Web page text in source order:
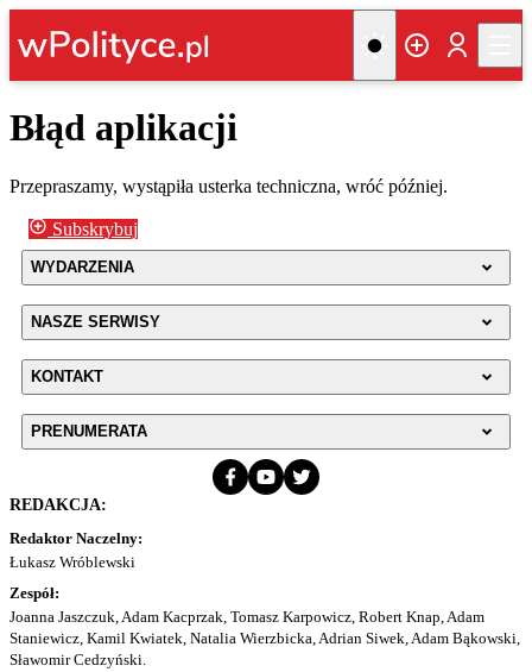
Błąd aplikacji
Przepraszamy, wystąpiła usterka techniczna, wróć później.
Subskrybuj
WYDARZENIA
NASZE SERWISY
KONTAKT
PRENUMERATA
REDAKCJA:
Redaktor Naczelny:
Łukasz Wróblewski
Zespół:
Joanna Jaszczuk, Adam Kacprzak, Tomasz Karpowicz, Robert Knap, Adam
Staniewicz, Kamil Kwiatek, Natalia Wierzbicka, Adrian Siwek, Adam Bąkowski,
Sławomir Cedzyński.